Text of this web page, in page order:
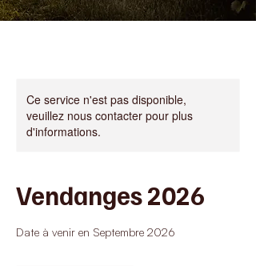
Ce service n'est pas disponible,
veuillez nous contacter pour plus
d'informations.
Vendanges 2026
Date à venir en Septembre 2026